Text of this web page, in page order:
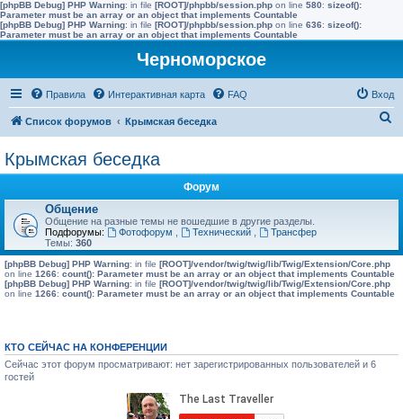
[phpBB Debug] PHP Warning: in file [ROOT]/phpbb/session.php on line 580: sizeof():
Parameter must be an array or an object that implements Countable
[phpBB Debug] PHP Warning: in file [ROOT]/phpbb/session.php on line 636: sizeof():
Parameter must be an array or an object that implements Countable
Черноморское
Правила Интерактивная карта FAQ Вход
Список форумов Крымская беседка
Крымская беседка
Форум
Общение
Общение на разные темы не вошедшие в другие разделы.
Подфорумы:
Фотофорум Технический
Трансфер
Темы: 360
[phpBB Debug] PHP Warning: in file [ROOT]/vendor/twig/twig/lib/Twig/Extension/Core.php
on line 1266: count(): Parameter must be an array or an object that implements Countable
[phpBB Debug] PHP Warning: in file [ROOT]/vendor/twig/twig/lib/Twig/Extension/Core.php
on line 1266: count(): Parameter must be an array or an object that implements Countable
КТО СЕЙЧАС НА КОНФЕРЕНЦИИ
Сейчас этот форум просматривают: нет зарегистрированных пользователей и 6
гостей